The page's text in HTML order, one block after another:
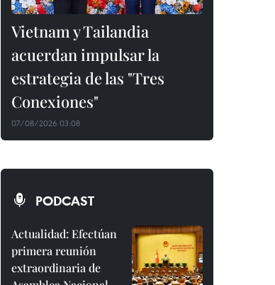
Vietnam y Tailandia
acuerdan impulsar la
estrategia de las "Tres
Conexiones"
07/08/2026 03:08
PODCAST
Actualidad: Efectúan
primera reunión
extraordinaria de